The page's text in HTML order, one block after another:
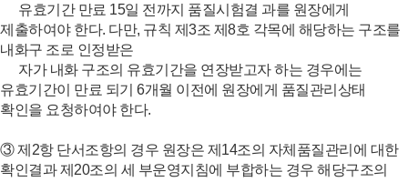
유효기간 만료 15일 전까지 품질시험결 과를 원장에게
제출하여야 한다. 다만, 규칙 제3조 제8호 각목에 해당하는 구조를
내화구 조로 인정받은
자가 내화 구조의 유효기간을 연장받고자 하는 경우에는
유효기간이 만료 되기 6개월 이전에 원장에게 품질관리상태
확인을 요청하여야 한다.
③ 제2항 단서조항의 경우 원장은 제14조의 자체품질관리에 대한
확인결과 제20조의 세 부운영지침에 부합하는 경우 해당구조의